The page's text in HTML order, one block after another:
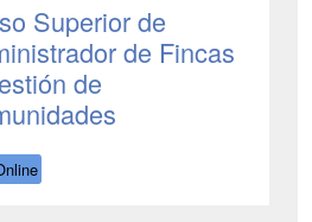
Superior de
de Fincas
de